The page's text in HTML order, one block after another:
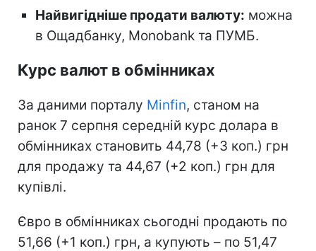
Найвигідніше продати валюту: можна
в Ощадбанку, Monobank та ПУМБ.
Курс валют в обмінниках
За даними порталу Minfin, станом на
ранок 7 серпня середній курс долара в
обмінниках становить 44,78 (+3 коп.) грн
для продажу та 44,67 (+2 коп.) грн для
купівлі.
Євро в обмінниках сьогодні продають по
51,66 (+1 коп.) грн, а купують – по 51,47